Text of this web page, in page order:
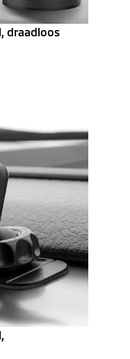
draadloos